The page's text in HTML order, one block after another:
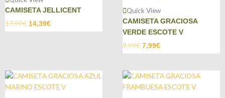
CAMISETA JELLICENT
17,99€ 14,39€
Quick View
CAMISETA GRACIOSA
VERDE ESCOTE V
9,99€ 7,99€